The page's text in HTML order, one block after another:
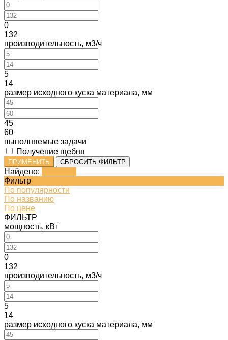
0
132
производительность, м3/ч
5
14
размер исходного куска материала, мм
45
60
выполняемые задачи
Получение щебня
ПРИМЕНИТЬ СБРОСИТЬ ФИЛЬТР
Найдено:
Фильтр
По популярности
По названию
По цене
ФИЛЬТР
мощность, кВт
0
132
производительность, м3/ч
5
14
размер исходного куска материала, мм